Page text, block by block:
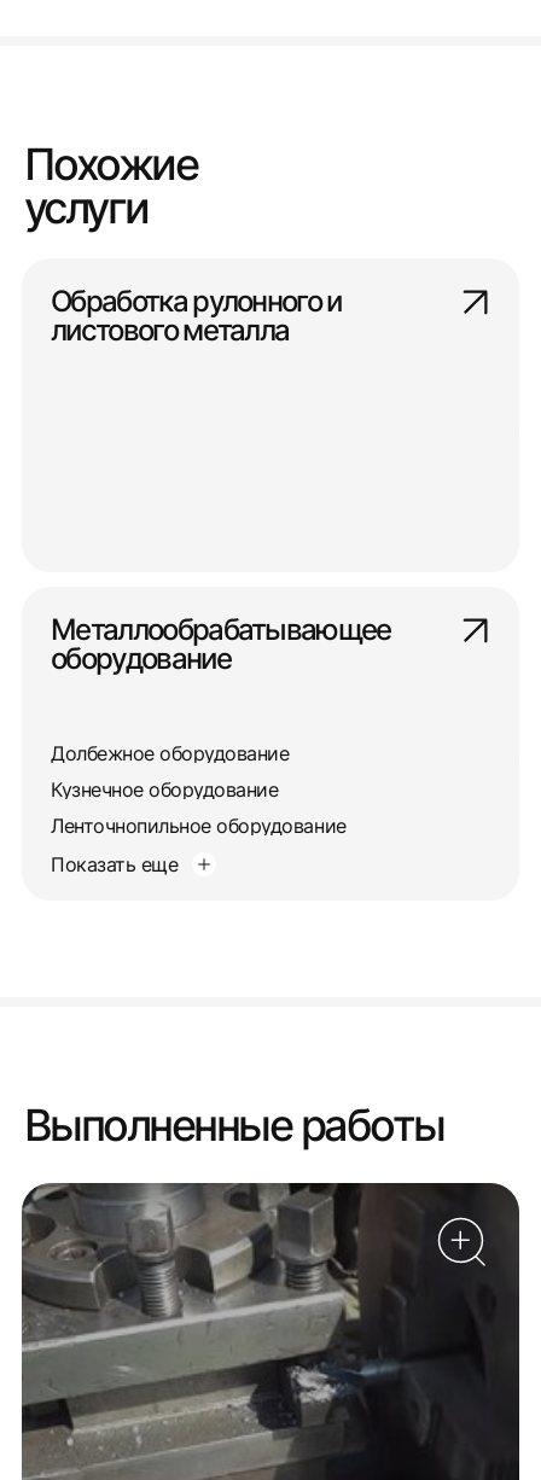
Похожие
услуги
Обработка рулонного и
листового металла
Металлообрабатывающее
оборудование
Долбежное оборудование
Кузнечное оборудование
Ленточнопильное оборудование
Показать еще
Выполненные работы